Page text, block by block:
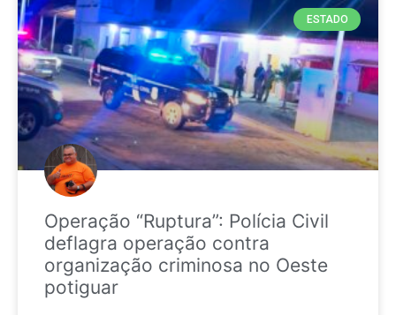
ESTADO
Operação “Ruptura”: Polícia Civil
deflagra operação contra
organização criminosa no Oeste
potiguar